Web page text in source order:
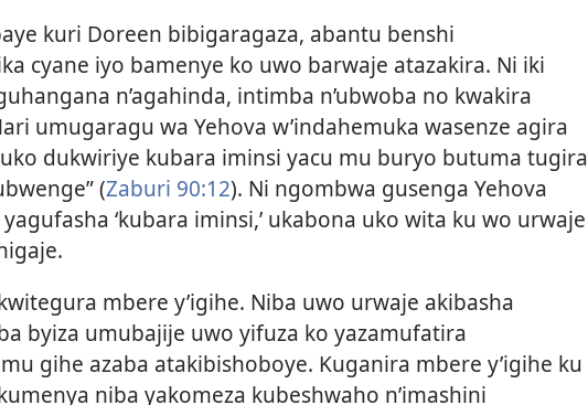
kuri Doreen bibigaragaza, abantu benshi
cyane iyo bamenye ko uwo barwaje atazakira. Ni iki
n’agahinda, intimba n’ubwoba no kwakira
umugaragu wa Yehova w’indahemuka wasenze agira
dukwiriye kubara iminsi yacu mu buryo butuma tugira
(Zaburi 90:12). Ni ngombwa gusenga Yehova
‘kubara iminsi,’ ukabona uko wita ku wo urwaje
mbere y’igihe. Niba uwo urwaje akibasha
byiza umubajije uwo yifuza ko yazamufatira
gihe azaba atakibishoboye. Kuganira mbere y’igihe ku
niba yakomeza kubeshwaho n’imashini